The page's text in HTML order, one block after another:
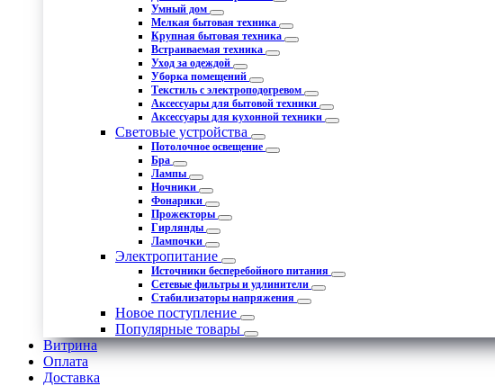
Умный дом
Мелкая бытовая техника
Крупная бытовая техника
Встраиваемая техника
Уход за одеждой
Уборка помещений
Текстиль с электроподогревом
Аксессуары для бытовой техники
Аксессуары для кухонной техники
Световые устройства
Потолочное освещение
Бра
Лампы
Ночники
Фонарики
Прожекторы
Гирлянды
Лампочки
Электропитание
Источники бесперебойного питания
Сетевые фильтры и удлинители
Стабилизаторы напряжения
Новое поступление
Популярные товары
Витрина
Оплата
Доставка